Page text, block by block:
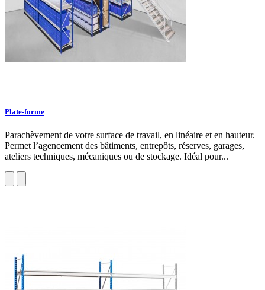
Plate-forme
Parachèvement de votre surface de travail, en linéaire et en hauteur.
Permet l’agencement des bâtiments, entrepôts, réserves, garages,
ateliers techniques, mécaniques ou de stockage. Idéal pour...